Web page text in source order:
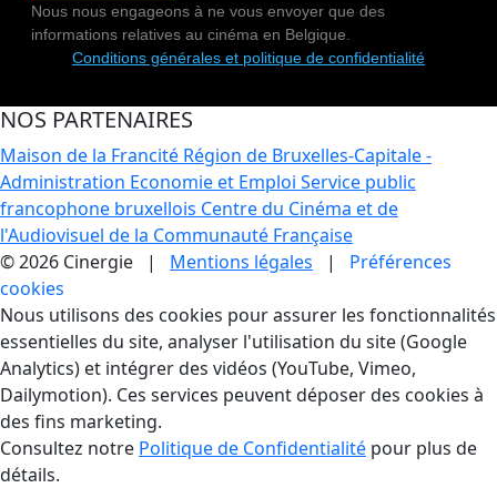
Nous nous engageons à ne vous envoyer que des
informations relatives au cinéma en Belgique.
Conditions générales et politique de confidentialité
NOS PARTENAIRES
Maison de la Francité Région de Bruxelles-Capitale -
Administration Economie et Emploi Service public
francophone bruxellois Centre du Cinéma et de
l'Audiovisuel de la Communauté Française
© 2026 Cinergie | Mentions légales | Préférences
cookies
Gestion des Cookies
Nous utilisons des cookies pour assurer les fonctionnalités
essentielles du site, analyser l'utilisation du site (Google
Analytics) et intégrer des vidéos (YouTube, Vimeo,
Dailymotion). Ces services peuvent déposer des cookies à
des fins marketing.
Consultez notre Politique de Confidentialité pour plus de
détails.